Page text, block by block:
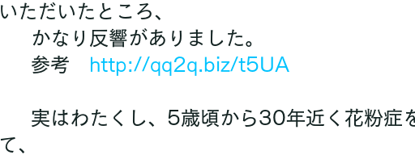
いただいたところ、
	かなり反響がありました。
	参考
http://qq2q.biz/t5UA
て、